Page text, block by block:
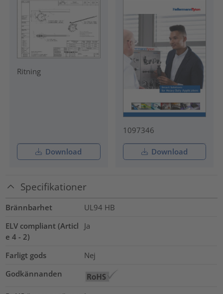
Ritning
Download
1097346
Download
Specifikationer
Brännbarhet
UL94 HB
ELV compliant (Articl
e 4 - 2)
Ja
Farligt gods
Nej
Godkännanden